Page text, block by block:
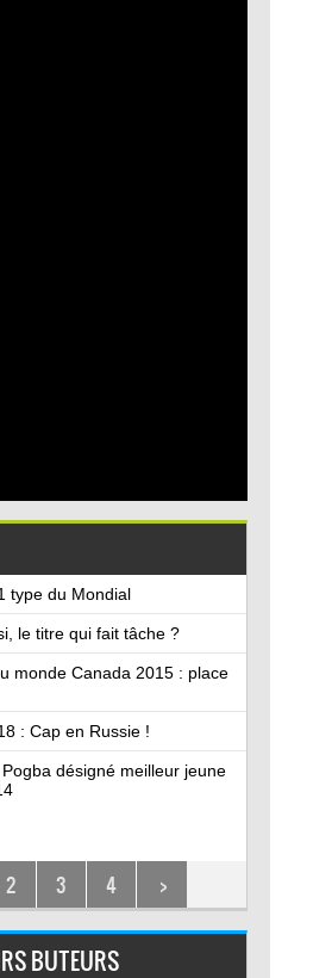
type du Mondial
le titre qui fait tâche ?
monde Canada 2015 : place
: Cap en Russie !
désigné meilleur jeune
2 3 4 >
BUTEURS